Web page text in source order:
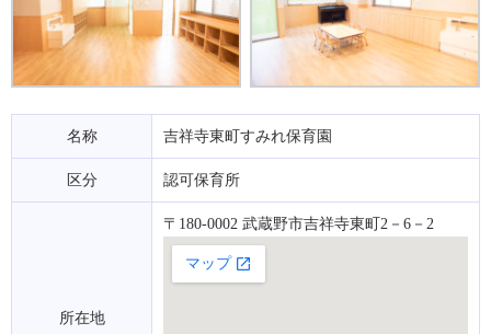
名称 吉祥寺東町すみれ保育園
区分 認可保育所
所在地
〒180-0002 武蔵野市吉祥寺東町2－6－2